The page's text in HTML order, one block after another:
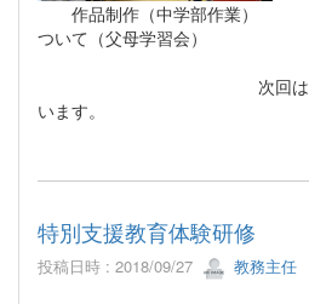
作品制作（中学部作業
ついて（父母学習会）
次回は２月１日
います。
特別支援教育体験研修
投稿日時 : 2018/09/27 教務主任